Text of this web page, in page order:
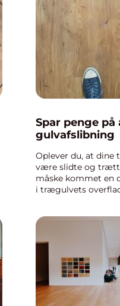
Spar penge
gulvafslibning
Oplever du, at dine
være slidte og
måske kommet en
i trægulvets
skrammere efte...